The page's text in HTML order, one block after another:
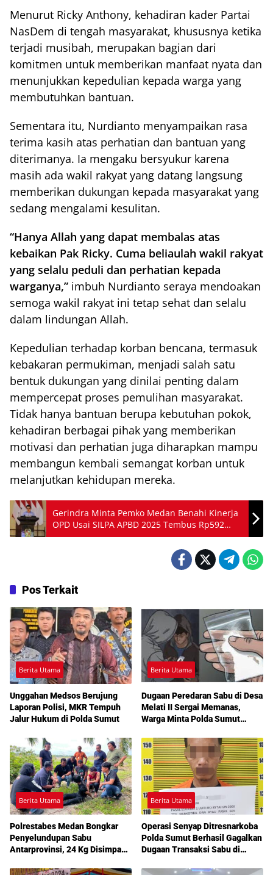
Menurut Ricky Anthony, kehadiran kader Partai
NasDem di tengah masyarakat, khususnya ketika
terjadi musibah, merupakan bagian dari
komitmen untuk memberikan manfaat nyata dan
menunjukkan kepedulian kepada warga yang
membutuhkan bantuan.
Sementara itu, Nurdianto menyampaikan rasa
terima kasih atas perhatian dan bantuan yang
diterimanya. Ia mengaku bersyukur karena
masih ada wakil rakyat yang datang langsung
memberikan dukungan kepada masyarakat yang
sedang mengalami kesulitan.
“Hanya Allah yang dapat membalas atas
kebaikan Pak Ricky. Cuma beliaulah wakil rakyat
yang selalu peduli dan perhatian kepada
warganya,” imbuh Nurdianto seraya mendoakan
semoga wakil rakyat ini tetap sehat dan selalu
dalam lindungan Allah.
Kepedulian terhadap korban bencana, termasuk
kebakaran permukiman, menjadi salah satu
bentuk dukungan yang dinilai penting dalam
mempercepat proses pemulihan masyarakat.
Tidak hanya bantuan berupa kebutuhan pokok,
kehadiran berbagai pihak yang memberikan
motivasi dan perhatian juga diharapkan mampu
membangun kembali semangat korban untuk
melanjutkan kehidupan mereka.
Gerindra Minta Pemko Medan Benahi Kinerja
OPD Usai SILPA APBD 2025 Tembus Rp592
Miliar
Pos Terkait
Berita Utama
Unggahan Medsos Berujung
Laporan Polisi, MKR Tempuh
Jalur Hukum di Polda Sumut
Berita Utama
Dugaan Peredaran Sabu di Desa
Melati II Sergai Memanas,
Warga Minta Polda Sumut
Berita Utama
Polrestabes Medan Bongkar
Penyelundupan Sabu
Antarprovinsi, 24 Kg Disimpan
Berita Utama
Operasi Senyap Ditresnarkoba
Polda Sumut Berhasil Gagalkan
Dugaan Transaksi Sabu di